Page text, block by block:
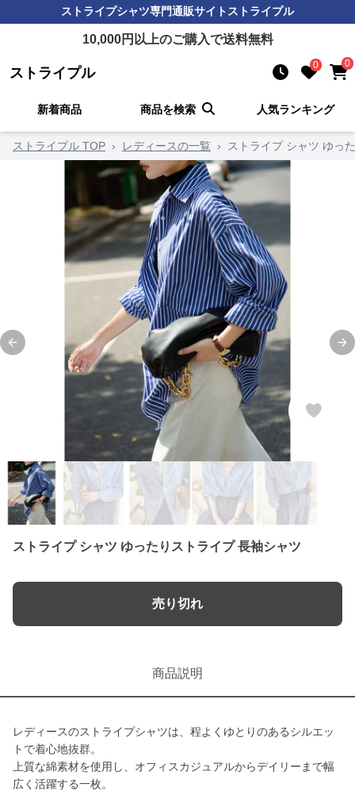
ストライプシャツ専門通販サイト ストライプル
10,000円以上のご購入で送料無料
ストライプル 0 0
新着商品 商品を検索 人気ランキング
ストライプル TOP › レディースの一覧 › ストライプ シャツ ゆっ
Previous slide
ストライプ シャツ ゆったりストライプ 長袖シャツ
売り切れ
商品説明
レディースのストライプシャツは、程よくゆとりのあるシルエッ
トで着心地抜群。
上質な綿素材を使用し、オフィスカジュアルからデイリーまで幅
広く活躍する一枚。